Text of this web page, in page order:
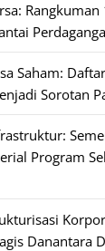
Rangkuman
Saham:
Sorotan
Program
Danantara